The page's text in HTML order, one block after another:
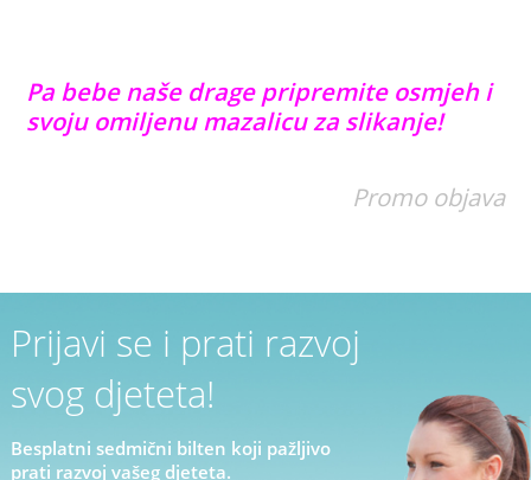
Pa bebe naše drage pripremite osmjeh i
svoju omiljenu mazalicu za slikanje!
Promo objava
Prijavi se i prati razvoj
svog djeteta!
Besplatni sedmični bilten koji pažljivo
prati razvoj vašeg djeteta.